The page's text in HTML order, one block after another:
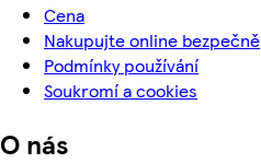
Cena
Nakupujte online bezpečně
Podmínky používání
Soukromí a cookies
O nás